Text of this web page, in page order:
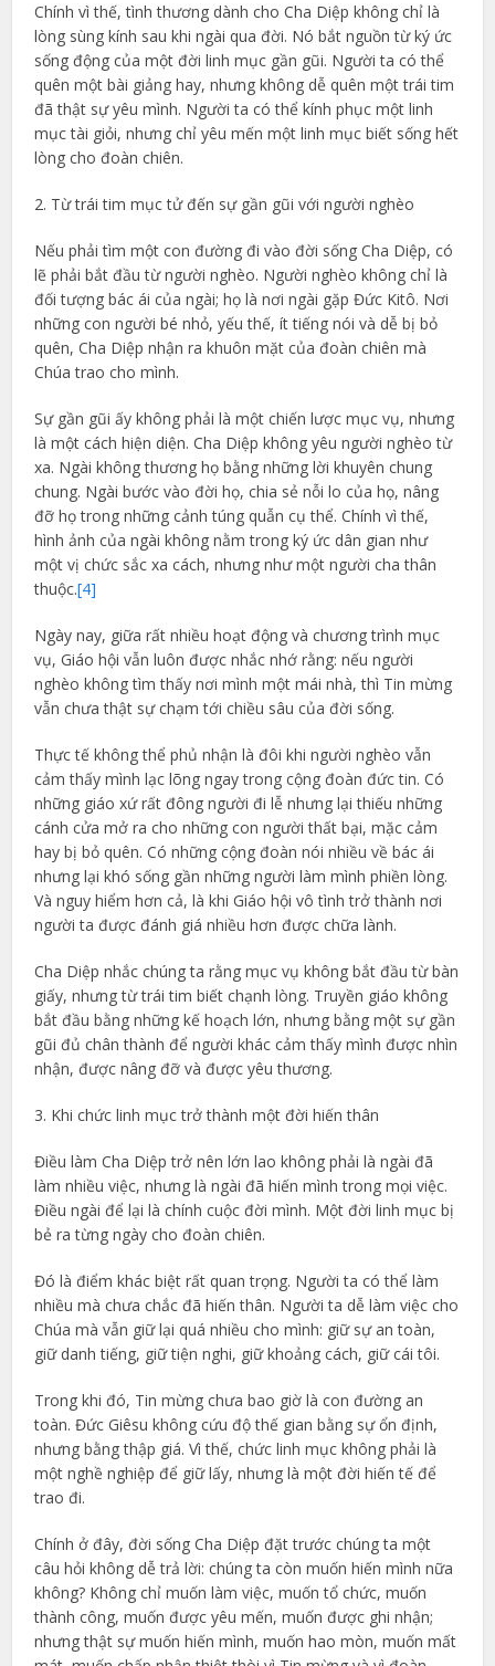
Chính vì thế, tình thương dành cho Cha Diệp không chỉ là
lòng sùng kính sau khi ngài qua đời. Nó bắt nguồn từ ký ức
sống động của một đời linh mục gần gũi. Người ta có thể
quên một bài giảng hay, nhưng không dễ quên một trái tim
đã thật sự yêu mình. Người ta có thể kính phục một linh
mục tài giỏi, nhưng chỉ yêu mến một linh mục biết sống hết
lòng cho đoàn chiên.
2. Từ trái tim mục tử đến sự gần gũi với người nghèo
Nếu phải tìm một con đường đi vào đời sống Cha Diệp, có
lẽ phải bắt đầu từ người nghèo. Người nghèo không chỉ là
đối tượng bác ái của ngài; họ là nơi ngài gặp Đức Kitô. Nơi
những con người bé nhỏ, yếu thế, ít tiếng nói và dễ bị bỏ
quên, Cha Diệp nhận ra khuôn mặt của đoàn chiên mà
Chúa trao cho mình.
Sự gần gũi ấy không phải là một chiến lược mục vụ, nhưng
là một cách hiện diện. Cha Diệp không yêu người nghèo từ
xa. Ngài không thương họ bằng những lời khuyên chung
chung. Ngài bước vào đời họ, chia sẻ nỗi lo của họ, nâng
đỡ họ trong những cảnh túng quẫn cụ thể. Chính vì thế,
hình ảnh của ngài không nằm trong ký ức dân gian như
một vị chức sắc xa cách, nhưng như một người cha thân
thuộc.[4]
Ngày nay, giữa rất nhiều hoạt động và chương trình mục
vụ, Giáo hội vẫn luôn được nhắc nhớ rằng: nếu người
nghèo không tìm thấy nơi mình một mái nhà, thì Tin mừng
vẫn chưa thật sự chạm tới chiều sâu của đời sống.
Thực tế không thể phủ nhận là đôi khi người nghèo vẫn
cảm thấy mình lạc lõng ngay trong cộng đoàn đức tin. Có
những giáo xứ rất đông người đi lễ nhưng lại thiếu những
cánh cửa mở ra cho những con người thất bại, mặc cảm
hay bị bỏ quên. Có những cộng đoàn nói nhiều về bác ái
nhưng lại khó sống gần những người làm mình phiền lòng.
Và nguy hiểm hơn cả, là khi Giáo hội vô tình trở thành nơi
người ta được đánh giá nhiều hơn được chữa lành.
Cha Diệp nhắc chúng ta rằng mục vụ không bắt đầu từ bàn
giấy, nhưng từ trái tim biết chạnh lòng. Truyền giáo không
bắt đầu bằng những kế hoạch lớn, nhưng bằng một sự gần
gũi đủ chân thành để người khác cảm thấy mình được nhìn
nhận, được nâng đỡ và được yêu thương.
3. Khi chức linh mục trở thành một đời hiến thân
Điều làm Cha Diệp trở nên lớn lao không phải là ngài đã
làm nhiều việc, nhưng là ngài đã hiến mình trong mọi việc.
Điều ngài để lại là chính cuộc đời mình. Một đời linh mục bị
bẻ ra từng ngày cho đoàn chiên.
Đó là điểm khác biệt rất quan trọng. Người ta có thể làm
nhiều mà chưa chắc đã hiến thân. Người ta dễ làm việc cho
Chúa mà vẫn giữ lại quá nhiều cho mình: giữ sự an toàn,
giữ danh tiếng, giữ tiện nghi, giữ khoảng cách, giữ cái tôi.
Trong khi đó, Tin mừng chưa bao giờ là con đường an
toàn. Đức Giêsu không cứu độ thế gian bằng sự ổn định,
nhưng bằng thập giá. Vì thế, chức linh mục không phải là
một nghề nghiệp để giữ lấy, nhưng là một đời hiến tế để
trao đi.
Chính ở đây, đời sống Cha Diệp đặt trước chúng ta một
câu hỏi không dễ trả lời: chúng ta còn muốn hiến mình nữa
không? Không chỉ muốn làm việc, muốn tổ chức, muốn
thành công, muốn được yêu mến, muốn được ghi nhận;
nhưng thật sự muốn hiến mình, muốn hao mòn, muốn mất